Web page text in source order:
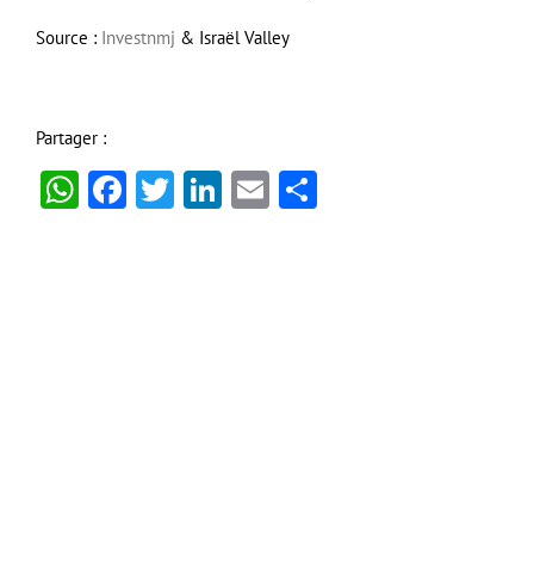
Source : Investnmj & Israël Valley
Partager :
WhatsApp
Facebook
Twitter
LinkedIn
Email